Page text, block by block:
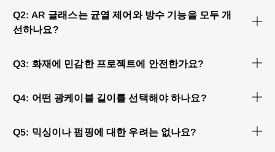
Q2: AR 글래스는 균열 제어와 방수 기능을 모두 개
선하나요?
Q3: 화재에 민감한 프로젝트에 안전한가요?
Q4: 어떤 광케이블 길이를 선택해야 하나요?
Q5: 믹싱이나 펌핑에 대한 우려는 없나요?